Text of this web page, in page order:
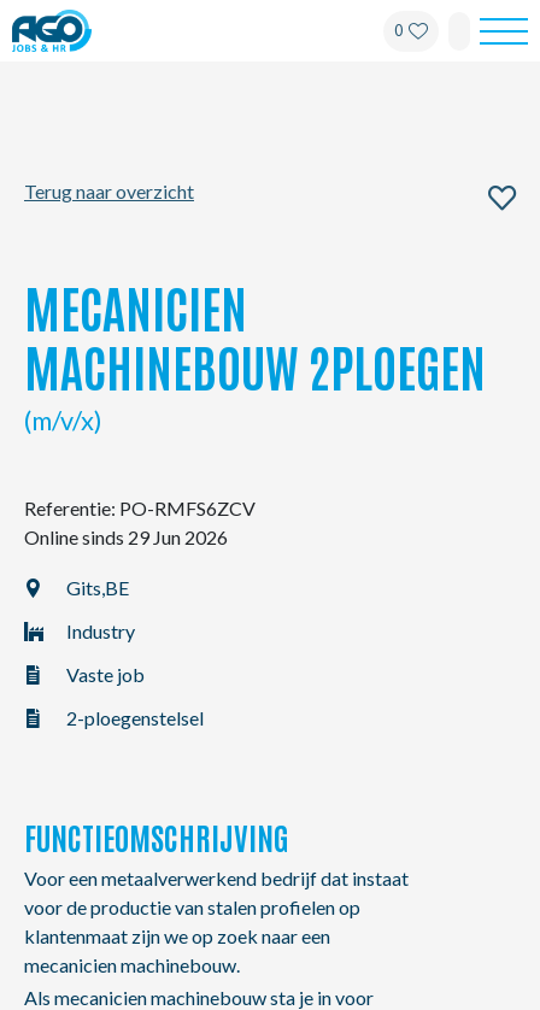
0
Kantoren
My AGO
NL FR EN
Terug naar overzicht
MECANICIEN
MACHINEBOUW 2PLOEGEN
(m/v/x)
Referentie: PO-RMFS6ZCV
Online sinds 29 Jun 2026
Gits,BE
Industry
Vaste job
2-ploegenstelsel
FUNCTIEOMSCHRIJVING
Voor een metaalverwerkend bedrijf dat instaat
voor de productie van stalen profielen op
klantenmaat zijn we op zoek naar een
mecanicien machinebouw.
Als mecanicien machinebouw sta je in voor